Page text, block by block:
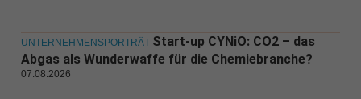
UNTERNEHMENSPORTRÄT Start-up CYNiO: CO2 – das
Abgas als Wunderwaffe für die Chemiebranche?
07.08.2026